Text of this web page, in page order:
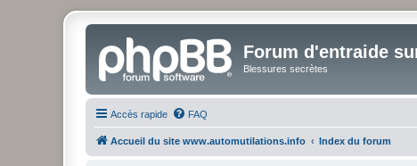
Forum d'entraide
Blessures secrètes
Accès rapide FAQ
Accueil du site www.automutilations.info Index du forum